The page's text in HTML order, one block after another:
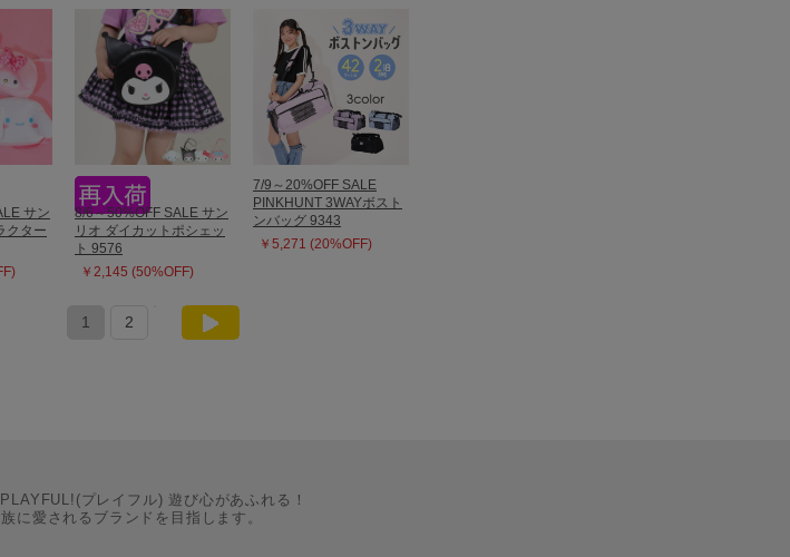
サン
クター
8/6～50%OFF SALE サン
リオ ダイカットポシェッ
ト 9576
￥2,145 (50%OFF)
7/9～20%OFF SALE
PINKHUNT 3WAYボスト
ンバッグ 9343
￥5,271 (20%OFF)
1 2
プレイフル) 遊び心があふれる！
に愛されるブランドを目指します。